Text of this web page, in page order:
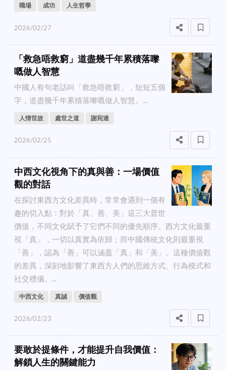
職場 成功 人生哲學
2026/02/27
「救急唔救窮」道盡幾千年累積落嚟
嘅做人智慧
中國人有句老話叫「救急唔救窮」，短短五個
字，道盡幾千年累積落嚟嘅做人智慧。...
人情世故 處世之道 謝宛達
2026/02/25
中西文化視角下的真與善：一場價值
觀的對話
在探討東西方文化差異時，常常會遇到一個有
趣的切入點：對於「真、善、美」這三大普世
價值，不同文化賦予了它們不同的優先順序。西方文化最重
視「真」，一切以真實為依歸；而中國傳統文化則最重視
「善」，認為「善」可以涵蓋「真」和「美」。這種價值觀
的差異，深刻地影響了東西方人們的思維方式、行為模式和
社交禮儀。...
中西文化 真誠 價值觀
2026/02/23
要敢於提條件，才能提升自我價值：
解鎖人生的關鍵能力